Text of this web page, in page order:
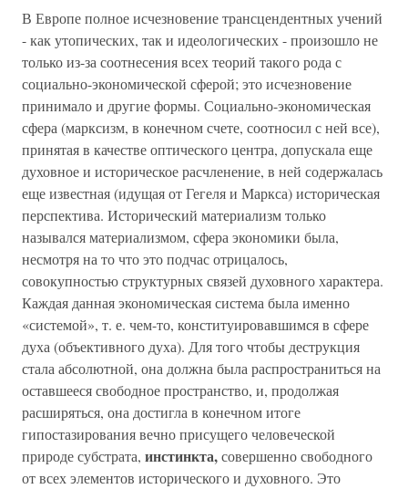
В Европе полное исчезновение трансцендентных учений
- как утопических, так и идеологических - произошло не
только из-за соотнесения всех теорий такого рода с
социально-экономической сферой; это исчезновение
принимало и другие формы. Социально-экономическая
сфера (марксизм, в конечном счете, соотносил с ней все),
принятая в качестве оптического центра, допускала еще
духовное и историческое расчленение, в ней содержалась
еще известная (идущая от Гегеля и Маркса) историческая
перспектива. Исторический материализм только
назывался материализмом, сфера экономики была,
несмотря на то что это подчас отрицалось,
совокупностью структурных связей духовного характера.
Каждая данная экономическая система была именно
«системой», т. е. чем-то, конституировавшимся в сфере
духа (объективного духа). Для того чтобы деструкция
стала абсолютной, она должна была распространиться на
оставшееся свободное пространство, и, продолжая
расширяться, она достигла в конечном итоге
гипостазирования вечно присущего человеческой
природе субстрата, инстинкта,совершенно свободного
от всех элементов исторического и духовного. Это